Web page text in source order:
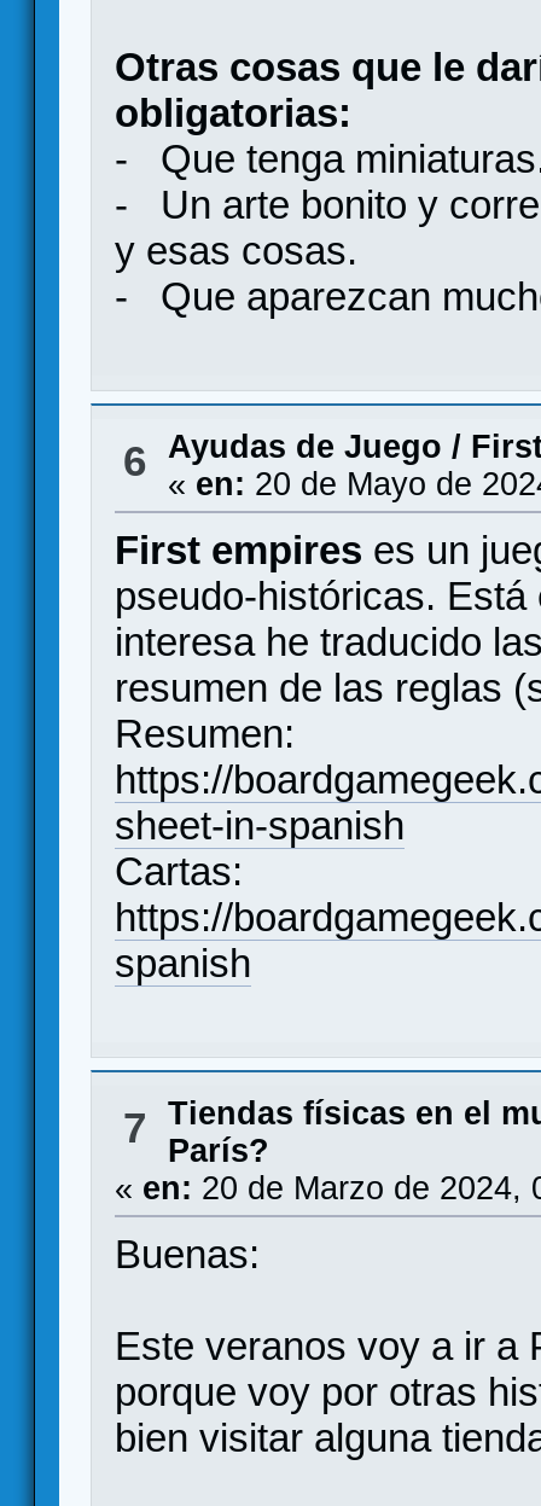
Otras cosas que le
obligatorias:
- Que tenga
- Un arte bonito y
y esas cosas.
- Que aparezcan
6 Ayudas de Juego /
« en: 20 de Mayo de
First empires es un
pseudo-históricas.
interesa he traducido
resumen de las reglas
Resumen:
https://
sheet-in-spanish
Cartas:
https://
spanish
7
Tiendas físicas en el
París?
« en: 20 de Marzo de 2024,
Buenas:
Este veranos voy a ir a
porque voy por otras
bien visitar alguna